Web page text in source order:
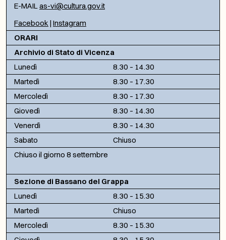
E-MAILas-vi@cultura.gov.it
Facebook | Instagram
ORARI
Archivio di Stato di Vicenza
Lunedì
8.30 – 14.30
Martedì
8.30 – 17.30
Mercoledì
8.30 – 17.30
Giovedì
8.30 – 14.30
Venerdì
8.30 – 14.30
Sabato
Chiuso
Chiuso il giorno 8 settembre
Sezione di Bassano del Grappa
Lunedì
8.30 – 15.30
Martedì
Chiuso
Mercoledì
8.30 – 15.30